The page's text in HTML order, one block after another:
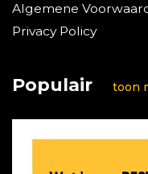
Algemene
Privacy Policy
Populair toon